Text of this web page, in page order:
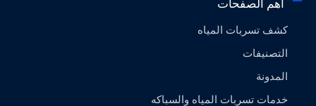
أهم الصفحات
كشف تسربات المياه
التصنيفات
المدونة
خدمات تسربات المياه والسباكه